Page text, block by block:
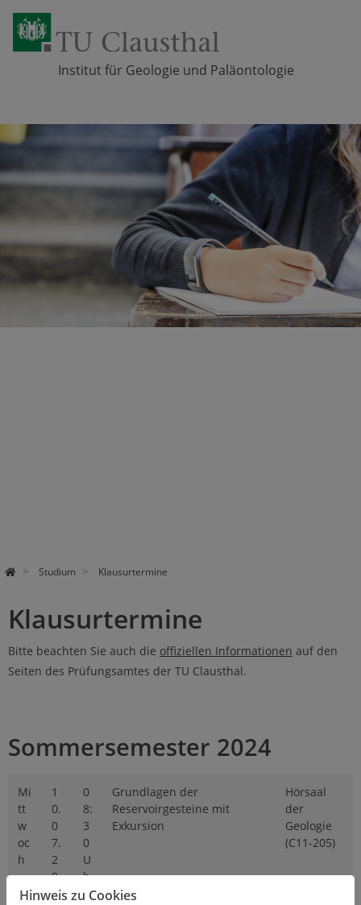
Zum Inhalt springen
Institut für Geologie und Paläontologie
Studium Klausurtermine
Klausurtermine
Bitte beachten Sie auch die offiziellen Informationen auf den
Seiten des Prüfungsamtes der TU Clausthal.
Sommersemester 2024
Mi
tt
w
oc
h
1
0.
0
7.
2
0
2
0
8:
3
0
U
h
r
Grundlagen der
Reservoirgesteine mit
Exkursion
Hörsaal
der
Geologie
(C11-205)
Hinweis zu Cookies